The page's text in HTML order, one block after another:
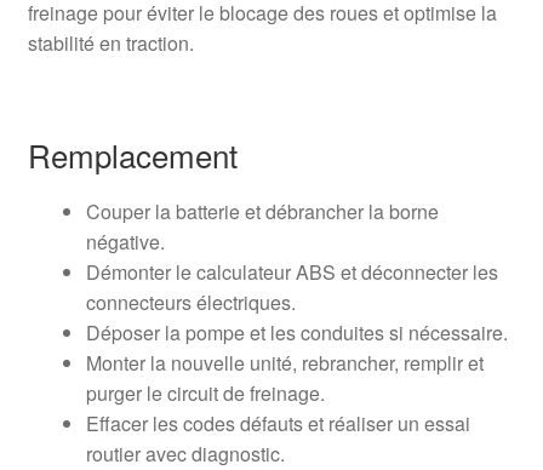
freinage pour éviter le blocage des roues et optimise la
stabilité en traction.
Remplacement
Couper la batterie et débrancher la borne
négative.
Démonter le calculateur ABS et déconnecter les
connecteurs électriques.
Déposer la pompe et les conduites si nécessaire.
Monter la nouvelle unité, rebrancher, remplir et
purger le circuit de freinage.
Effacer les codes défauts et réaliser un essai
routier avec diagnostic.